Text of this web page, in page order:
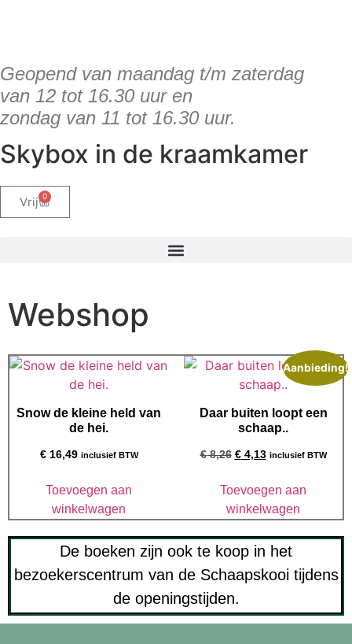
Geopend van maandag t/m zaterdag
van 12 tot 16.30 uur en
zondag van 11 tot 16.30 uur.
Skybox in de kraamkamer
Vrij 0
Webshop
Snow de kleine held van
de hei.
€16,49 inclusief BTW
Toevoegen aan
winkelwagen
Aanbieding!
Daar buiten loopt een
schaap..
€8,26 €4,13 inclusief BTW
Toevoegen aan
winkelwagen
De boeken zijn ook te koop in het
bezoekerscentrum van de Schaapskooi tijdens
de openingstijden.